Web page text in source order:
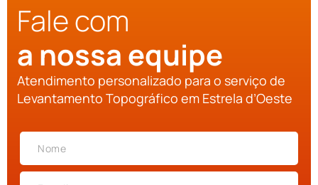
Fale com
a nossa equipe
Atendimento personalizado para o serviço de
Levantamento Topográfico em Estrela d’Oeste